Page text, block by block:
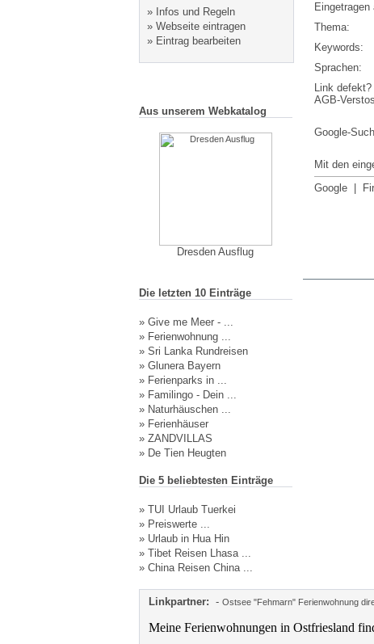
»
Infos und Regeln
» Webseite eintragen
» Eintrag bearbeiten
Aus unserem Webkatalog
Dresden Ausflug
Die letzten 10 Einträge
» Give me Meer - ...
» Ferienwohnung ...
» Sri Lanka Rundreisen
» Glunera Bayern
» Ferienparks in ...
» Familingo - Dein ...
» Naturhäuschen ...
» Ferienhäuser
» ZANDVILLAS
» De Tien Heugten
Die 5 beliebtesten Einträge
» TUI Urlaub Tuerkei
» Preiswerte ...
» Urlaub in Hua Hin
» Tibet Reisen Lhasa ...
» China Reisen China ...
Eingetragen
Thema:
Keywords:
Sprachen:
Link defekt?
AGB-
Google-
Mit den
Google|
Linkpartner: - Ostsee "Fehmarn" Ferienwohnung
Meine Ferienwohnungen in Ostfriesland